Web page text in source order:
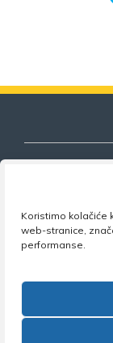
Koristimo kolačiće
web-stranice,
performanse.
Nezavisni
obrazovanja
Zagreb •Tel: